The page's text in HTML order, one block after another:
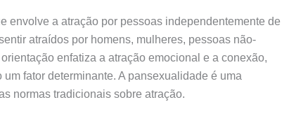
envolve a atração por pessoas independentemente de
atraídos por homens, mulheres, pessoas não-
enfatiza a atração emocional e a conexão,
fator determinante. A pansexualidade é uma
normas tradicionais sobre atração.